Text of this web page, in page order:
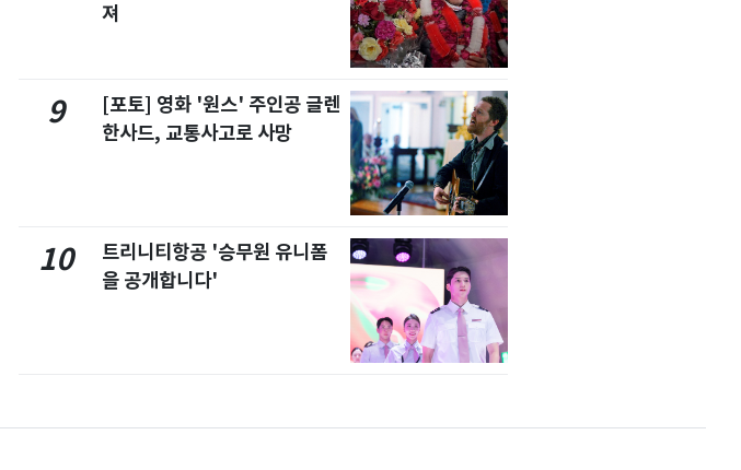
져
9
[포토] 영화 '원스' 주인공 글렌
한사드, 교통사고로 사망
10
트리니티항공 '승무원 유니폼
을 공개합니다'